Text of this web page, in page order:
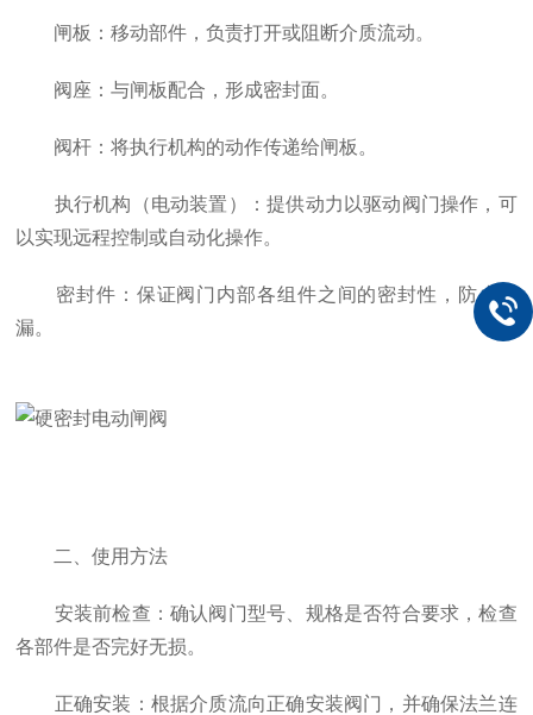
闸板：移动部件，负责打开或阻断介质流动。
阀座：与闸板配合，形成密封面。
阀杆：将执行机构的动作传递给闸板。
执行机构（电动装置）：提供动力以驱动阀门操作，可
以实现远程控制或自动化操作。
密封件：保证阀门内部各组件之间的密封性，防止泄
漏。
二、使用方法
安装前检查：确认阀门型号、规格是否符合要求，检查
各部件是否完好无损。
正确安装：根据介质流向正确安装阀门，并确保法兰连